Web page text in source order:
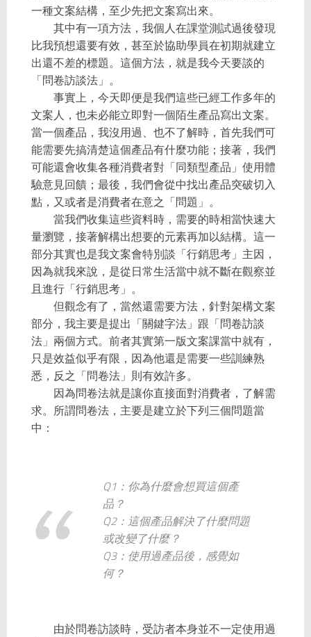
一種文案結構，至少先把文案寫出來。
其中有一項方法，我個人在課堂測試過後發現
比我預想還要有效，甚至於協助學員在初期就建立
出還不差的標題。這個方法，就是我今天要談的
「問卷訪談法」。
事實上，今天即便是我們這些已經工作多年的
文案人，也未必能立即對一個陌生產品寫出文案。
當一個產品，我沒用過、也不了解時，首先我們可
能需要先搞清楚這個產品有什麼功能；接著，我們
可能還會收集各種消費者對「同類型產品」使用體
驗意見回饋；最後，我們會從中找出產品突破切入
點，又或者是消費者在意之「問題」。
當我們收集這些資料時，需要的時相當快速大
量瀏覽，接著解構出想要的元素再加以結構。這一
部分其實也是我文案會特別談「行銷思考」主因，
因為就我來說，是從日常生活當中就不斷在觀察並
且進行「行銷思考」。
但觀念有了，當然還需要方法，針對架構文案
部分，我主要是提出「關鍵字法」跟「問卷訪談
法」兩個方式。前者其實第一版文案課當中就有，
只是效益似乎有限，因為他還是需要一些訓練熟
悉，反之「問卷法」則有效許多。
因為問卷法就是讓你直接面對消費者，了解需
求。所謂問卷法，主要是建立於下列三個問題當
中：
Q1 ：你為什麼會想買這個產
品？
Q2：這個產品解決了什麼問題
或改變了什麼？
Q3：使用過產品後，感覺如
何？
由於問卷訪談時，受訪者本身並不一定使用過